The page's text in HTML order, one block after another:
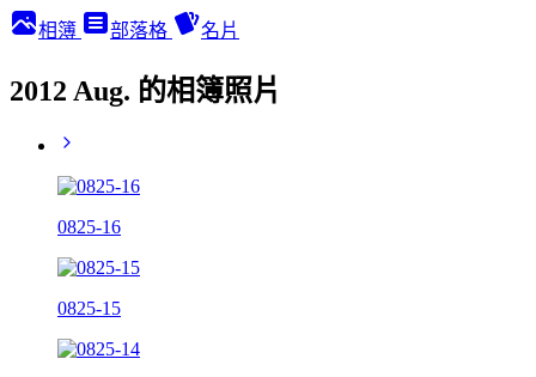
相簿 部落格 名片
2012 Aug. 的相簿照片
0825-16
0825-15